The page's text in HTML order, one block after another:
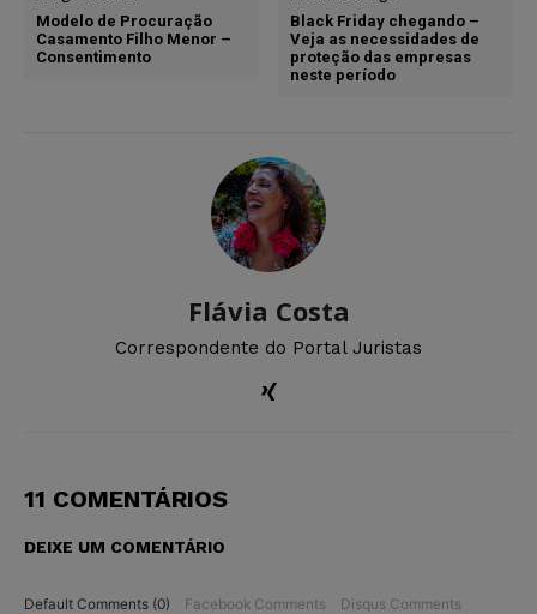
Modelo de Procuração
Casamento Filho Menor –
Consentimento
Black Friday chegando –
Veja as necessidades de
proteção das empresas
neste período
Flávia Costa
Correspondente do Portal Juristas
11 COMENTÁRIOS
DEIXE UM COMENTÁRIO
Default Comments (0) Facebook Comments Disqus Comments